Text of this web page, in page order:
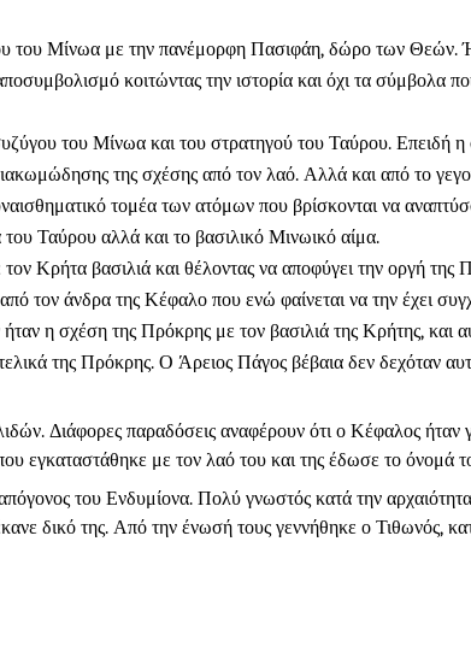
Μίνωα με την πανέμορφη Πασιφάη, δώρο των Θεών.
κοιτώντας την ιστορία και όχι τα σύμβολα
του Μίνωα και του στρατηγού του Ταύρου. Επειδή
της σχέσης από τον λαό. Αλλά και από το
τομέα των ατόμων που βρίσκονται να
Ταύρου αλλά και το βασιλικό Μινωικό αίμα.
Κρήτα βασιλιά και θέλοντας να αποφύγει την οργή
τον άνδρα της Κέφαλο που ενώ φαίνεται να την έχει
η σχέση της Πρόκρης με τον βασιλιά της Κρήτης, και
της Πρόκρης. Ο Άρειος Πάγος βέβαια δεν δεχόταν
Διάφορες παραδόσεις αναφέρουν ότι ο Κέφαλος ήταν
εγκαταστάθηκε με τον λαό του και της έδωσε το όνομά
του Ενδυμίονα. Πολύ γνωστός κατά την
δικό της. Από την ένωσή τους γεννήθηκε ο Τιθωνός,